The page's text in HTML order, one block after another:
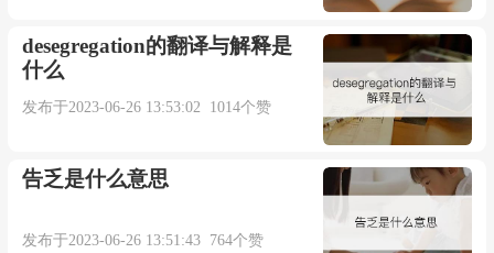
desegregation的翻译与解释是
什么
发布于2023-06-26 13:53:02 1014个赞
告乏是什么意思
发布于2023-06-26 13:51:43 764个赞